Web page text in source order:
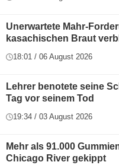
Unerwartete Mahr-
kasachischen Braut
18:01 / 06 August 2026
Lehrer benotete seine
Tag vor seinem Tod
19:34 / 03 August 2026
Mehr als 91.000
Chicago River gekippt